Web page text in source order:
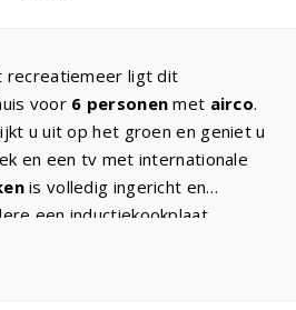
recreatiemeer ligt dit
voor 6 personen met airco.
u uit op het groen en geniet u
en een tv met internationale
is volledig ingericht en
een inductiekookplaat,